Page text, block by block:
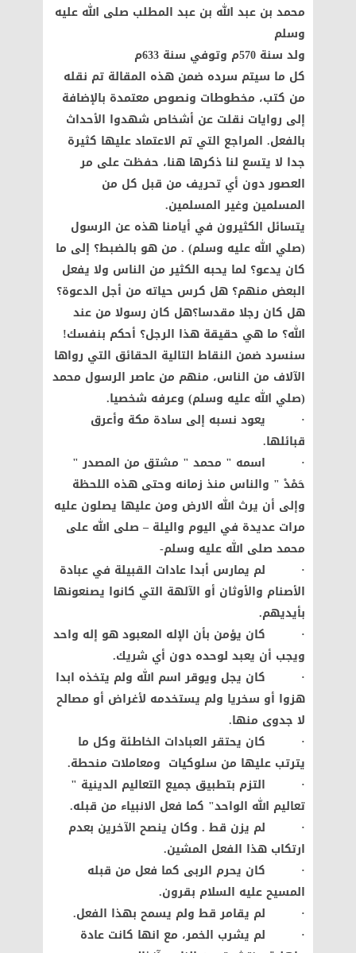
محمد بن عبد الله بن عبد المطلب صلى الله عليه
وسلم
ولد سنة 570م وتوفي سنة 633م
كل ما سيتم سرده ضمن هذه المقالة تم نقله
من كتب، مخطوطات ونصوص معتمدة بالإضافة
إلى روايات نقلت عن أشخاص شهدوا الأحداث
بالفعل. المراجع التي تم الاعتماد عليها كثيرة
جدا لا يتسع لنا ذكرها هنا، حفظت على مر
العصور دون أي تحريف من قبل كل من
المسلمين وغير المسلمين.
يتسائل الكثيرون في أيامنا هذه عن الرسول
(صلي الله عليه وسلم) . من هو بالضبط؟ إلى ما
كان يدعو؟ لما يحبه الكثير من الناس ولا يفعل
البعض منهم؟ هل كرس حياته من أجل الدعوة؟
هل كان رجلا مقدسا؟هل كان رسولا من عند
الله؟ ما هي حقيقة هذا الرجل؟ أحكم بنفسك!
سنسرد ضمن النقاط التالية الحقائق التي رواها
الآلاف من الناس، منهم من عاصر الرسول محمد
(صلي الله عليه وسلم) وعرفه شخصيا.
· يعود نسبه إلى سادة مكة وأعرق
قبائلها.
· اسمه " محمد " مشتق من المصدر "
حَمْدْ " والناس منذ زمانه وحتى هذه اللحظة
وإلى أن يرث الله الارض ومن عليها يصلون عليه
مرات عديدة في اليوم واليلة – صلى الله على
محمد صلى الله عليه وسلم-
· لم يمارس أبدا عادات القبيلة في عبادة
الأصنام والأوثان أو الآلهة التي كانوا يصنعونها
بأيديهم.
· كان يؤمن بأن الإله المعبود هو إله واحد
ويجب أن يعبد لوحده دون أي شريك.
· كان يجل ويوقر اسم الله ولم يتخذه ابدا
هزوا أو سخريا ولم يستخدمه لأغراض أو مصالح
لا جدوى منها.
· كان يحتقر العبادات الخاطئة وكل ما
يترتب عليها من سلوكيات ومعاملات منحطة.
· التزم بتطبيق جميع التعاليم الدينية "
تعاليم الله الواحد" كما فعل الانبياء من قبله.
· لم يزن قط . وكان ينصح الآخرين بعدم
ارتكاب هذا الفعل المشين.
· كان يحرم الربى كما فعل من قبله
المسيح عليه السلام بقرون.
· لم يقامر قط ولم يسمح بهذا الفعل.
· لم يشرب الخمر، مع انها كانت عادة